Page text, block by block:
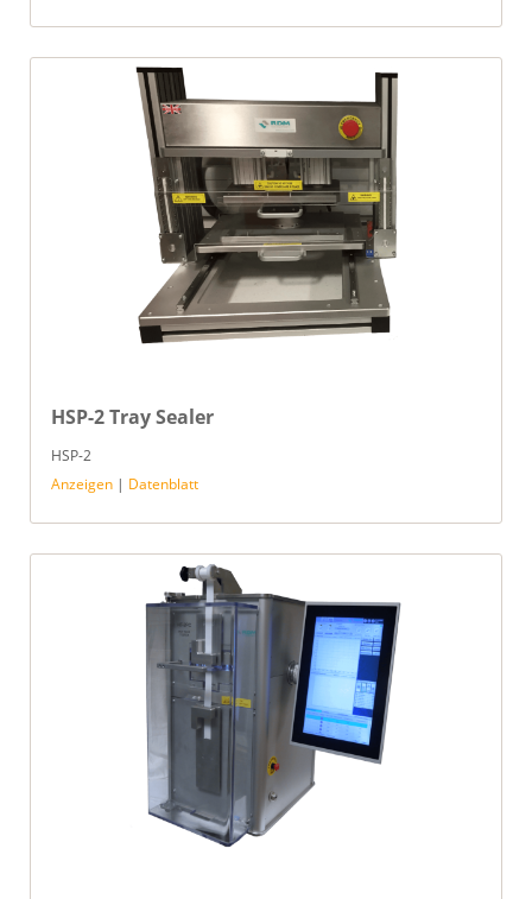
HSP-2 Tray Sealer
HSP-2
Anzeigen | Datenblatt